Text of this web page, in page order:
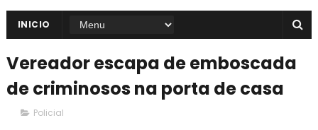
INICIO
Vereador escapa de emboscada
de criminosos na porta de casa
Policial